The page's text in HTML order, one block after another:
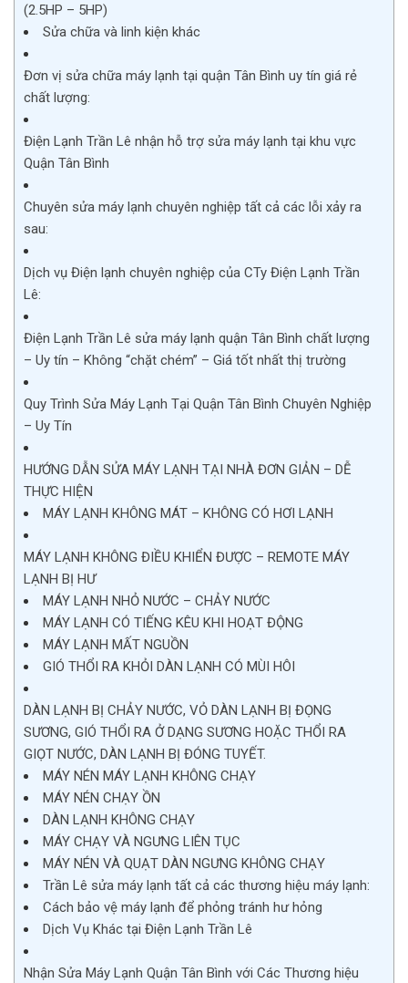
(2.5HP – 5HP)
Sửa chữa và linh kiện khác
Đơn vị sửa chữa máy lạnh tại quận Tân Bình uy tín giá rẻ
chất lượng:
Điện Lạnh Trần Lê nhận hỗ trợ sửa máy lạnh tại khu vực
Quận Tân Bình
Chuyên sửa máy lạnh chuyên nghiệp tất cả các lỗi xảy ra
sau:
Dịch vụ Điện lạnh chuyên nghiệp của CTy Điện Lạnh Trần
Lê:
Điện Lạnh Trần Lê sửa máy lạnh quận Tân Bình chất lượng
– Uy tín – Không “chặt chém” – Giá tốt nhất thị trường
Quy Trình Sửa Máy Lạnh Tại Quận Tân Bình Chuyên Nghiệp
– Uy Tín
HƯỚNG DẪN SỬA MÁY LẠNH TẠI NHÀ ĐƠN GIẢN – DỄ
THỰC HIỆN
MÁY LẠNH KHÔNG MÁT – KHÔNG CÓ HƠI LẠNH
MÁY LẠNH KHÔNG ĐIỀU KHIỂN ĐƯỢC – REMOTE MÁY
LẠNH BỊ HƯ
MÁY LẠNH NHỎ NƯỚC – CHẢY NƯỚC
MÁY LẠNH CÓ TIẾNG KÊU KHI HOẠT ĐỘNG
MÁY LẠNH MẤT NGUỒN
GIÓ THỔI RA KHỎI DÀN LẠNH CÓ MÙI HÔI
DÀN LẠNH BỊ CHẢY NƯỚC, VỎ DÀN LẠNH BỊ ĐỌNG
SƯƠNG, GIÓ THỔI RA Ở DẠNG SƯƠNG HOẶC THỔI RA
GIỌT NƯỚC, DÀN LẠNH BỊ ĐÓNG TUYẾT.
MÁY NÉN MÁY LẠNH KHÔNG CHẠY
MÁY NÉN CHẠY ỒN
DÀN LẠNH KHÔNG CHẠY
MÁY CHẠY VÀ NGƯNG LIÊN TỤC
MÁY NÉN VÀ QUẠT DÀN NGƯNG KHÔNG CHẠY
Trần Lê sửa máy lạnh tất cả các thương hiệu máy lạnh:
Cách bảo vệ máy lạnh để phỏng tránh hư hỏng
Dịch Vụ Khác tại Điện Lạnh Trần Lê
Nhận Sửa Máy Lạnh Quận Tân Bình với Các Thương hiệu